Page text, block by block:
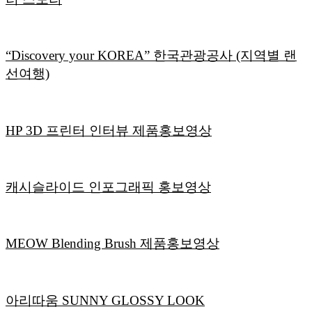
“Discovery your KOREA” 한국관광공사 (지역별 랜
선여행)
HP 3D 프린터 인터뷰 제품홍보영상
캐시슬라이드 인포그래픽 홍보영상
MEOW Blending Brush 제품홍보영상
아리따움 SUNNY GLOSSY LOOK